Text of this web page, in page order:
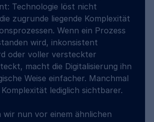
Technologie löst nicht
zugrunde liegende Komplexität
Wenn ein Prozess
wird, inkonsistent
oder voller versteckter
macht die Digitalisierung ihn
Weise einfacher. Manchmal
lediglich sichtbarer.
wir nun vor einem ähnlichen